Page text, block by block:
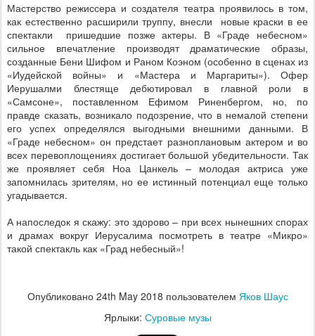
Мастерство режиссера и создателя театра проявилось в том,
как естественно расширили труппу, внесли
новые краски в ее
спектакли
пришедшие позже актеры. В «Граде небесном»
сильное впечатление производят драматические образы,
созданные Бени Шифом и Раном Коэном (особенно в сценах из
«Иудейской войны» и «Мастера и Маргариты»). Офер
Иерушалми блестяще дебютировал в главной роли в
«Самсоне», поставленном Ефимом Риненбергом, но, по
правде сказать, возникало подозрение, что в немалой степени
его успех определялся выгодными внешними данными. В
«Граде небесном» он предстает разноплановым актером и во
всех перевоплощениях достигает большой убедительности. Так
же проявляет себя Ноа Цанкель – молодая актриса уже
запомнилась зрителям, но ее истинный потенциал еще только
угадывается.
А напоследок я скажу: это здорово – при всех нынешних спорах
и драмах вокруг Иерусалима посмотреть в театре «Микро»
такой спектакль как «Град небесный»!
Опубликовано 24th May 2018 пользователем Яков Шаус
Ярлыки: Суровые музы